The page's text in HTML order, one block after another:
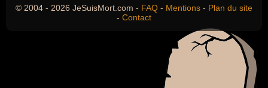
© 2004 - 2026 JeSuisMort.com - FAQ - Mentions - Plan du site
- Contact